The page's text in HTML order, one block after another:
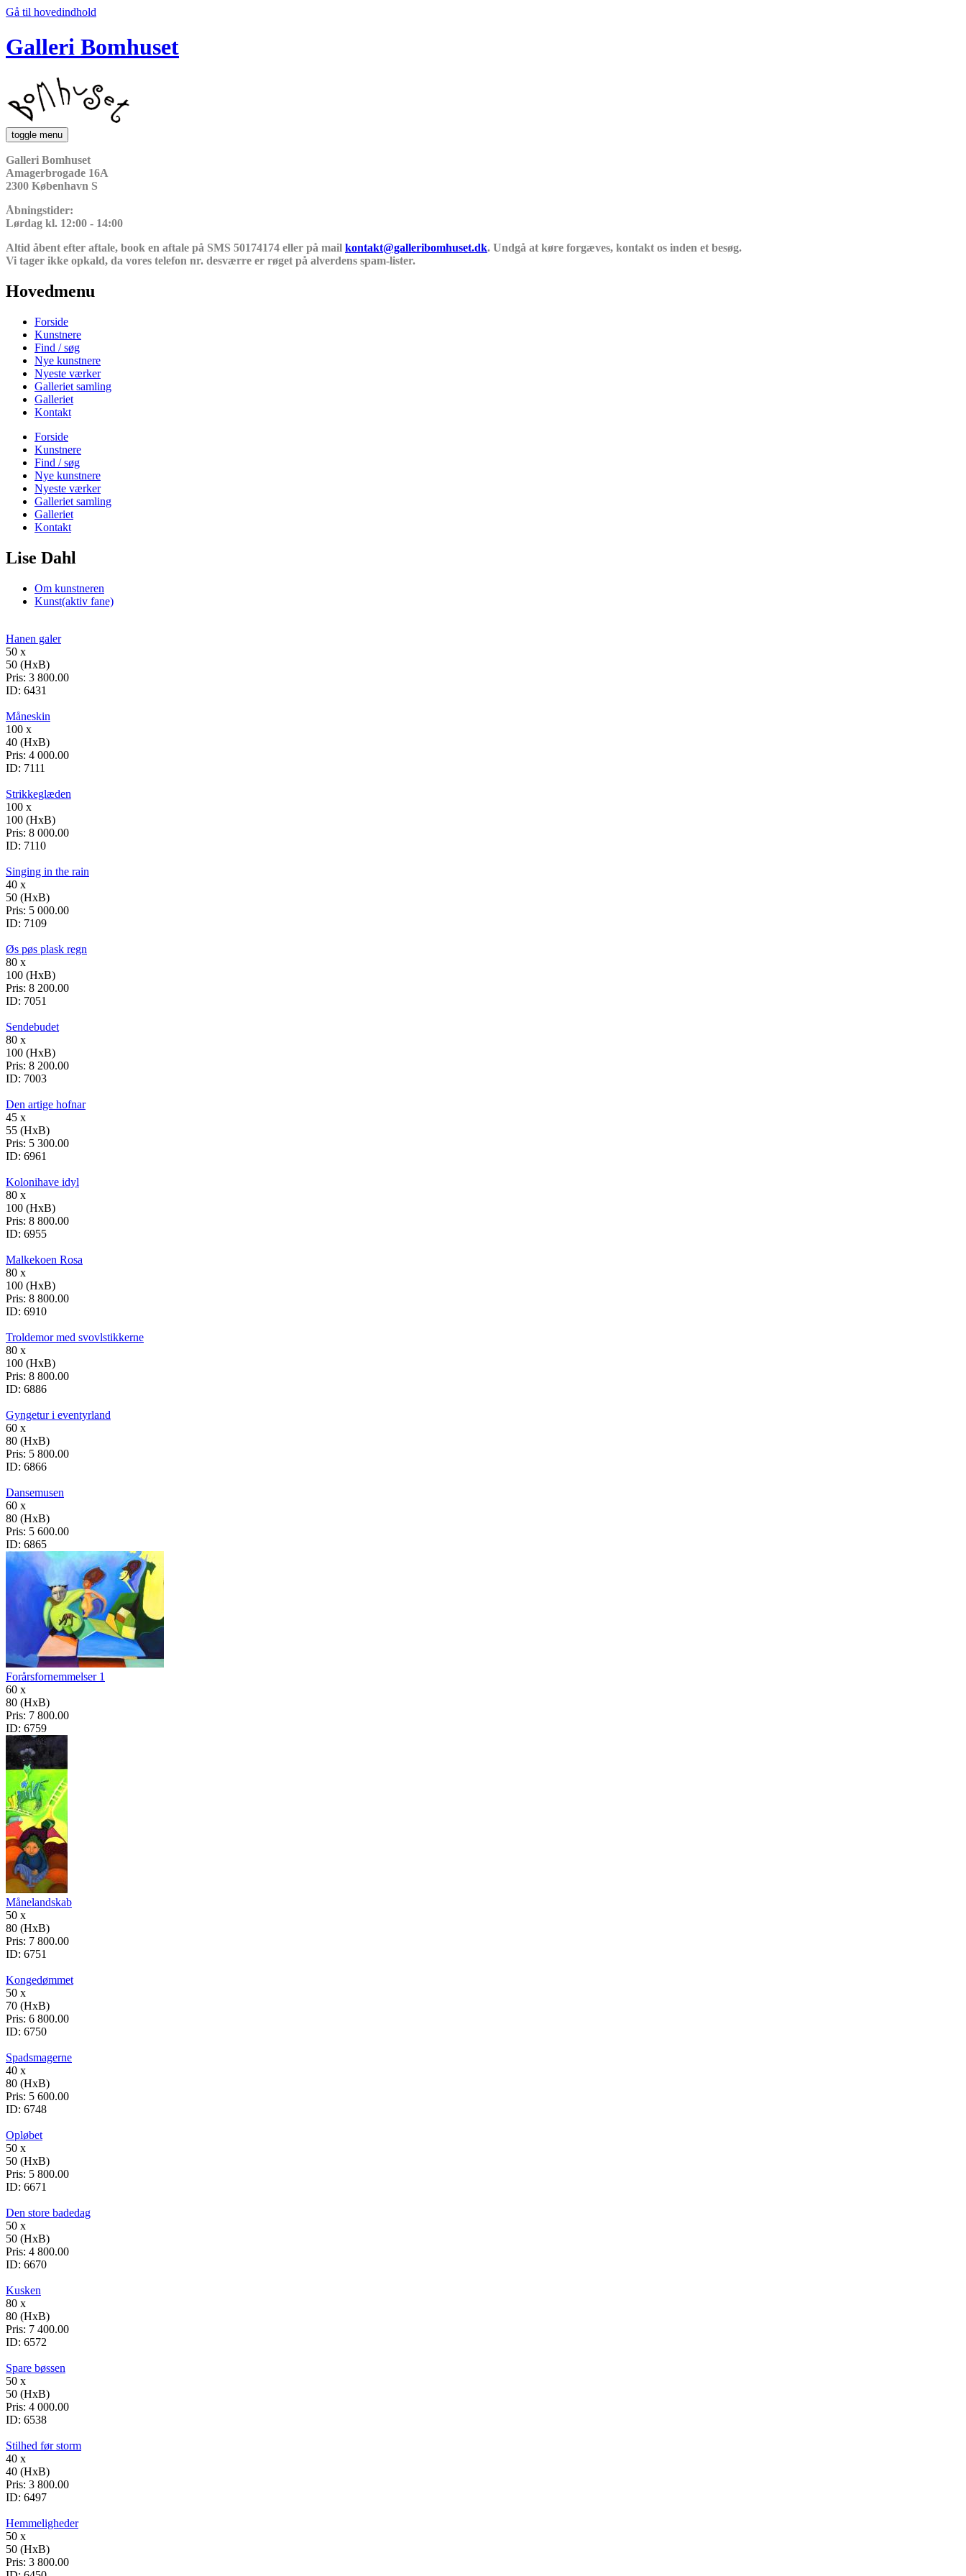
Gå til hovedindhold
Galleri Bomhuset
toggle menu
Galleri Bomhuset
Amagerbrogade 16A
2300 København S
Åbningstider:
Lørdag kl. 12:00 - 14:00
Altid åbent efter aftale, book en aftale på SMS 50174174 eller på mail kontakt@galleribomhuset.dk. Undgå at køre forgæves, kontakt os inden et besøg.
Vi tager ikke opkald, da vores telefon nr. desværre er røget på alverdens spam-lister.
Hovedmenu
Forside
Kunstnere
Find / søg
Nye kunstnere
Nyeste værker
Galleriet samling
Galleriet
Kontakt
Forside
Kunstnere
Find / søg
Nye kunstnere
Nyeste værker
Galleriet samling
Galleriet
Kontakt
Lise Dahl
Om kunstneren
Kunst(aktiv fane)
Hanen galer
50 x
50 (HxB)
Pris: 3 800.00
ID: 6431
Måneskin
100 x
40 (HxB)
Pris: 4 000.00
ID: 7111
Strikkeglæden
100 x
100 (HxB)
Pris: 8 000.00
ID: 7110
Singing in the rain
40 x
50 (HxB)
Pris: 5 000.00
ID: 7109
Øs pøs plask regn
80 x
100 (HxB)
Pris: 8 200.00
ID: 7051
Sendebudet
80 x
100 (HxB)
Pris: 8 200.00
ID: 7003
Den artige hofnar
45 x
55 (HxB)
Pris: 5 300.00
ID: 6961
Kolonihave idyl
80 x
100 (HxB)
Pris: 8 800.00
ID: 6955
Malkekoen Rosa
80 x
100 (HxB)
Pris: 8 800.00
ID: 6910
Troldemor med svovlstikkerne
80 x
100 (HxB)
Pris: 8 800.00
ID: 6886
Gyngetur i eventyrland
60 x
80 (HxB)
Pris: 5 800.00
ID: 6866
Dansemusen
60 x
80 (HxB)
Pris: 5 600.00
ID: 6865
Forårsfornemmelser 1
60 x
80 (HxB)
Pris: 7 800.00
ID: 6759
Månelandskab
50 x
80 (HxB)
Pris: 7 800.00
ID: 6751
Kongedømmet
50 x
70 (HxB)
Pris: 6 800.00
ID: 6750
Spadsmagerne
40 x
80 (HxB)
Pris: 5 600.00
ID: 6748
Opløbet
50 x
50 (HxB)
Pris: 5 800.00
ID: 6671
Den store badedag
50 x
50 (HxB)
Pris: 4 800.00
ID: 6670
Kusken
80 x
80 (HxB)
Pris: 7 400.00
ID: 6572
Spare bøssen
50 x
50 (HxB)
Pris: 4 000.00
ID: 6538
Stilhed før storm
40 x
40 (HxB)
Pris: 3 800.00
ID: 6497
Hemmeligheder
50 x
50 (HxB)
Pris: 3 800.00